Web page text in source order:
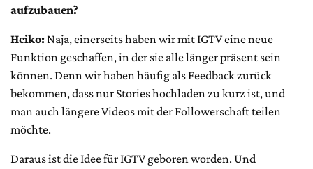
aufzubauen?
Heiko:Naja, einerseits haben wir mit IGTV eine neue
Funktion geschaffen, in der sie alle länger präsent sein
können. Denn wir haben häufig als Feedback zurück
bekommen, dass nur Stories hochladen zu kurz ist, und
man auch längere Videos mit der Followerschaft teilen
möchte.
Daraus ist die Idee für IGTV geboren worden. Und